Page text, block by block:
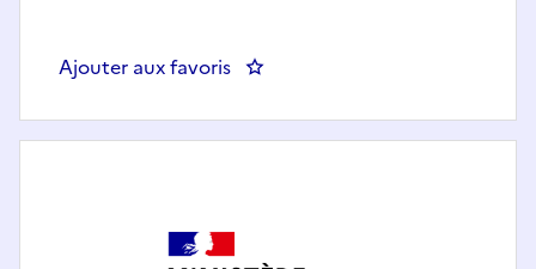
Ajouter aux favoris : PP/DELIM Adjoint(e) au Chef